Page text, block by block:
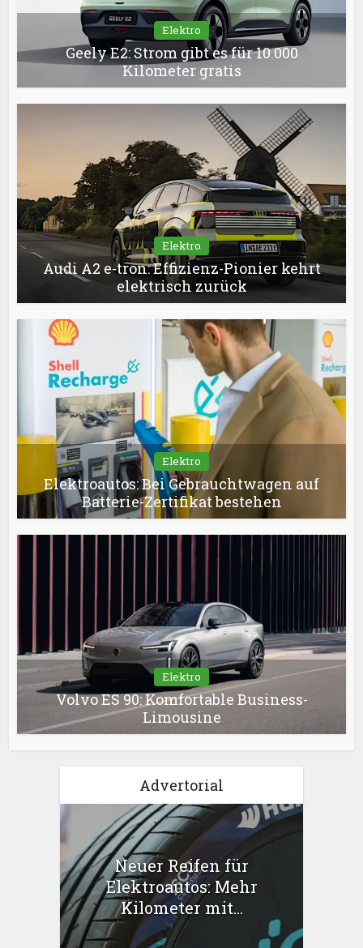
Elektro
Geely E2: Strom gibt es für 10.000
Kilometer gratis
Elektro
Audi A2 e-tron: Effizienz-Pionier kehrt
elektrisch zurück
Elektro
Elektroautos: Bei Gebrauchtwagen auf
Batterie-Zertifikat bestehen
Elektro
Volvo ES 90: Komfortable Business-
Limousine
Advertorial
Neuer Reifen für
Elektroautos: Mehr
Kilometer mit...